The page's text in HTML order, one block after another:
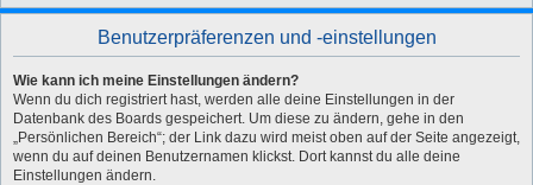
Benutzerpräferenzen und -einstellungen
Wie kann ich meine Einstellungen ändern?
Wenn du dich registriert hast, werden alle deine Einstellungen in der
Datenbank des Boards gespeichert. Um diese zu ändern, gehe in den
„Persönlichen Bereich“; der Link dazu wird meist oben auf der Seite angezeigt,
wenn du auf deinen Benutzernamen klickst. Dort kannst du alle deine
Einstellungen ändern.